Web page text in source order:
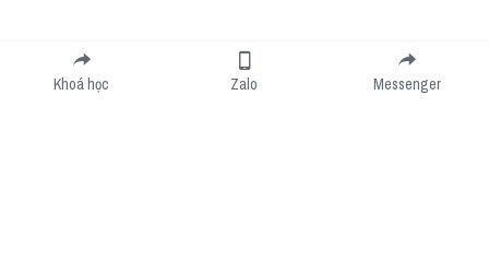
Submit
Khoá học Zalo Messenger